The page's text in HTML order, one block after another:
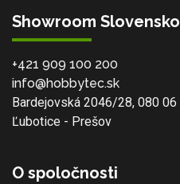
Showroom Slovensko
+421 909 100 200
info@hobbytec.sk
Bardejovská 2046/28, 080 06
Ľubotice - Prešov
O spoločnosti